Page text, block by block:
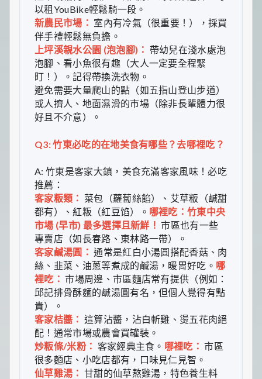
以租YouBike輕鬆騎一段。
新農民市場： 室內有冷氣（很重要！），採買
伴手禮輕鬆無負擔。
上坪溪親水公園 (泡泡腳)： 帶幼兒在淺水處泡
泡腳、看小魚很有趣（大人一定要全程緊
盯！）。記得帶換洗衣物。
避免需要大量爬山的點（如五指山登山步道）
或人擠人、地面濕滑的市場（除非長輩體力很
好且不介意）。
Q3: 竹東必吃的在地美食有哪些？去哪裡吃？
A: 竹東是客家大鎮，美食充滿客家風味！必吃
推薦：
客家粄類： 菜包（蘿蔔絲餡）、艾草粄（鹹甜
都有）、紅粄（紅豆馅）。 哪裡吃：竹東中央
市場 (早市) 最多選擇且新鮮！ 市區也有一些
專賣店（如長春路、東林路一帶）。
客家鹹湯圓： 通常是紅白小湯圓搭配香菇、肉
絲、韭菜、油蔥等煮成的鹹湯，暖胃好吃。 哪
裡吃： 市場周邊、市區麵店常有提供（例如：
邱記排骨酥麵的鹹湯圓有名，但個人覺得有點
貴）。
客家桔醬： 這算沾醬，沾白斬雞、燙五花肉絕
配！通常市場或農會買罐裝。
炒粄條/米粉： 客家經典主食。 哪裡吃： 市區
很多麵店、小吃店都有，口味見仁見智。
仙草雞湯： 甘甜的仙草熬雞湯，特色養生料